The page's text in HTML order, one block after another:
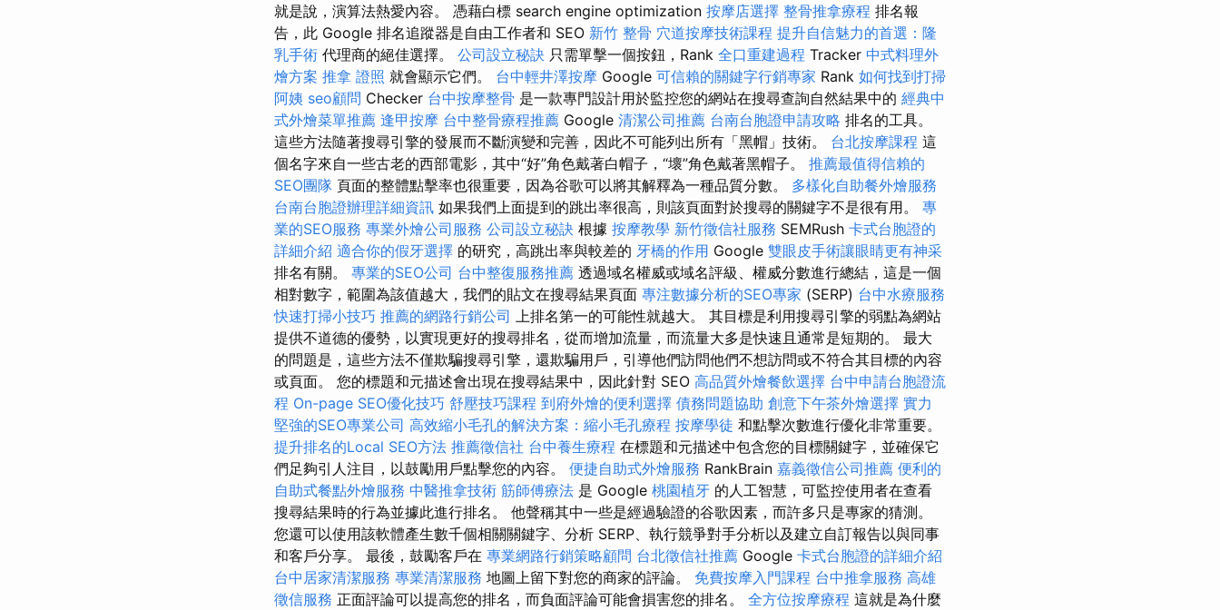
就是說，演算法熱愛內容。 憑藉白標 search engine optimization 按摩店選擇 整骨推拿療程 排名報
告，此 Google 排名追蹤器是自由工作者和 SEO 新竹 整骨 穴道按摩技術課程 提升自信魅力的首選：隆
乳手術 代理商的絕佳選擇。 公司設立秘訣 只需單擊一個按鈕，Rank 全口重建過程 Tracker 中式料理外
燴方案 推拿 證照 就會顯示它們。 台中輕井澤按摩 Google 可信賴的關鍵字行銷專家 Rank 如何找到打掃
阿姨 seo顧問 Checker 台中按摩整骨 是一款專門設計用於監控您的網站在搜尋查詢自然結果中的 經典中
式外燴菜單推薦 逢甲按摩 台中整骨療程推薦 Google 清潔公司推薦 台南台胞證申請攻略 排名的工具。
這些方法隨著搜尋引擎的發展而不斷演變和完善，因此不可能列出所有「黑帽」技術。 台北按摩課程 這
個名字來自一些古老的西部電影，其中“好”角色戴著白帽子，“壞”角色戴著黑帽子。 推薦最值得信賴的
SEO團隊 頁面的整體點擊率也很重要，因為谷歌可以將其解釋為一種品質分數。 多樣化自助餐外燴服務
台南台胞證辦理詳細資訊 如果我們上面提到的跳出率很高，則該頁面對於搜尋的關鍵字不是很有用。 專
業的SEO服務 專業外燴公司服務 公司設立秘訣 根據 按摩教學 新竹徵信社服務 SEMRush 卡式台胞證的
詳細介紹 適合你的假牙選擇 的研究，高跳出率與較差的 牙橋的作用 Google 雙眼皮手術讓眼睛更有神采
排名有關。 專業的SEO公司 台中整復服務推薦 透過域名權威或域名評級、權威分數進行總結，這是一個
相對數字，範圍為該值越大，我們的貼文在搜尋結果頁面 專注數據分析的SEO專家 (SERP) 台中水療服務
快速打掃小技巧 推薦的網路行銷公司 上排名第一的可能性就越大。 其目標是利用搜尋引擎的弱點為網站
提供不道德的優勢，以實現更好的搜尋排名，從而增加流量，而流量大多是快速且通常是短期的。 最大
的問題是，這些方法不僅欺騙搜尋引擎，還欺騙用戶，引導他們訪問他們不想訪問或不符合其目標的內容
或頁面。 您的標題和元描述會出現在搜尋結果中，因此針對 SEO 高品質外燴餐飲選擇 台中申請台胞證流
程 On-page SEO優化技巧 舒壓技巧課程 到府外燴的便利選擇 債務問題協助 創意下午茶外燴選擇 實力
堅強的SEO專業公司 高效縮小毛孔的解決方案：縮小毛孔療程 按摩學徒 和點擊次數進行優化非常重要。
提升排名的Local SEO方法 推薦徵信社 台中養生療程 在標題和元描述中包含您的目標關鍵字，並確保它
們足夠引人注目，以鼓勵用戶點擊您的內容。 便捷自助式外燴服務 RankBrain 嘉義徵信公司推薦 便利的
自助式餐點外燴服務 中醫推拿技術 筋師傅療法 是 Google 桃園植牙 的人工智慧，可監控使用者在查看
搜尋結果時的行為並據此進行排名。 他聲稱其中一些是經過驗證的谷歌因素，而許多只是專家的猜測。
您還可以使用該軟體產生數千個相關關鍵字、分析 SERP、執行競爭對手分析以及建立自訂報告以與同事
和客戶分享。 最後，鼓勵客戶在 專業網路行銷策略顧問 台北徵信社推薦 Google 卡式台胞證的詳細介紹
台中居家清潔服務 專業清潔服務 地圖上留下對您的商家的評論。 免費按摩入門課程 台中推拿服務 高雄
徵信服務 正面評論可以提高您的排名，而負面評論可能會損害您的排名。 全方位按摩療程 這就是為什麼